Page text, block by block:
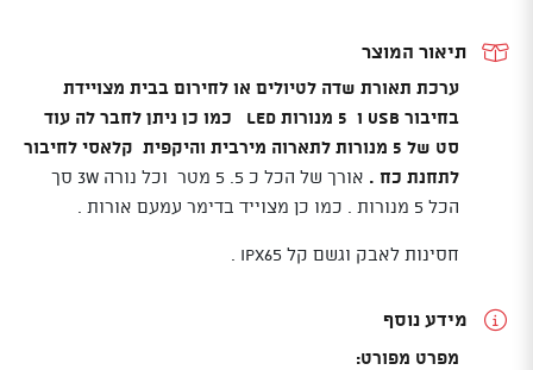
LED
תיאור המוצר
ערכת תאורת שדה לטיולים או לחירום בבית מצויידת
בחיבור USB ו 5 מנורות LED כמו כן ניתן לחבר לה עוד
סט של 5 מנורות לתארוה מירבית והיקפית קלאסי לחיבור
לתחנת כח .
אורך של הכל כ 5. 5 מטר וכל נורה 3W סך
הכל 5 מנורות . כמו כן מצוייד בדימר עמעם אורות .
חסינות לאבק וגשם קל IPX65 .
מידע נוסף
מפרט מפורט: